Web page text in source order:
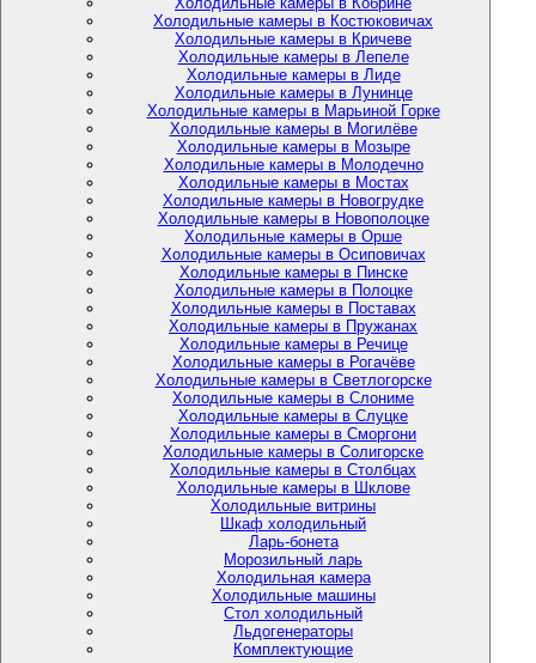
Холодильные камеры в Костюковичах
Холодильные камеры в Кричеве
Холодильные камеры в Лепеле
Холодильные камеры в Лиде
Холодильные камеры в Лунинце
Холодильные камеры в Марьиной Горке
Холодильные камеры в Могилёве
Холодильные камеры в Мозыре
Холодильные камеры в Молодечно
Холодильные камеры в Мостах
Холодильные камеры в Новогрудке
Холодильные камеры в Новополоцке
Холодильные камеры в Орше
Холодильные камеры в Осиповичах
Холодильные камеры в Пинске
Холодильные камеры в Полоцке
Холодильные камеры в Поставах
Холодильные камеры в Пружанах
Холодильные камеры в Речице
Холодильные камеры в Рогачёве
Холодильные камеры в Светлогорске
Холодильные камеры в Слониме
Холодильные камеры в Слуцке
Холодильные камеры в Сморгони
Холодильные камеры в Солигорске
Холодильные камеры в Столбцах
Холодильные камеры в Шклове
Холодильные витрины
Шкаф холодильный
Ларь-бонета
Морозильный ларь
Холодильная камера
Холодильные машины
Стол холодильный
Льдогенераторы
Комплектующие